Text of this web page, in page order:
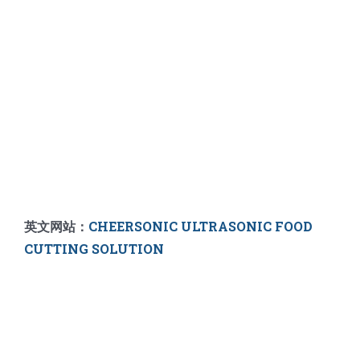
英文网站： CHEERSONIC ULTRASONIC FOOD
CUTTING SOLUTION